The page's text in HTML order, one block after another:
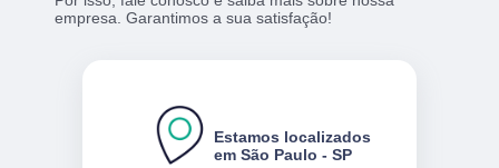
empresa. Garantimos a sua satisfação!
Estamos localizados
em São Paulo - SP